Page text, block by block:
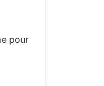
pour